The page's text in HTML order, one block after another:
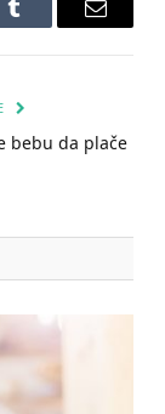
Tumblr Email
bebu da plače